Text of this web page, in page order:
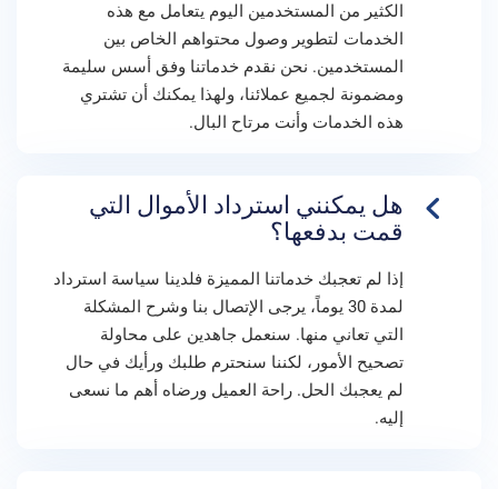
الكثير من المستخدمين اليوم يتعامل مع هذه
الخدمات لتطوير وصول محتواهم الخاص بين
المستخدمين. نحن نقدم خدماتنا وفق أسس سليمة
ومضمونة لجميع عملائنا، ولهذا يمكنك أن تشتري
هذه الخدمات وأنت مرتاح البال.
هل يمكنني استرداد الأموال التي
قمت بدفعها؟
إذا لم تعجبك خدماتنا المميزة فلدينا سياسة استرداد
لمدة 30 يوماً، يرجى الإتصال بنا وشرح المشكلة
التي تعاني منها. سنعمل جاهدين على محاولة
تصحيح الأمور، لكننا سنحترم طلبك ورأيك في حال
لم يعجبك الحل. راحة العميل ورضاه أهم ما نسعى
إليه.